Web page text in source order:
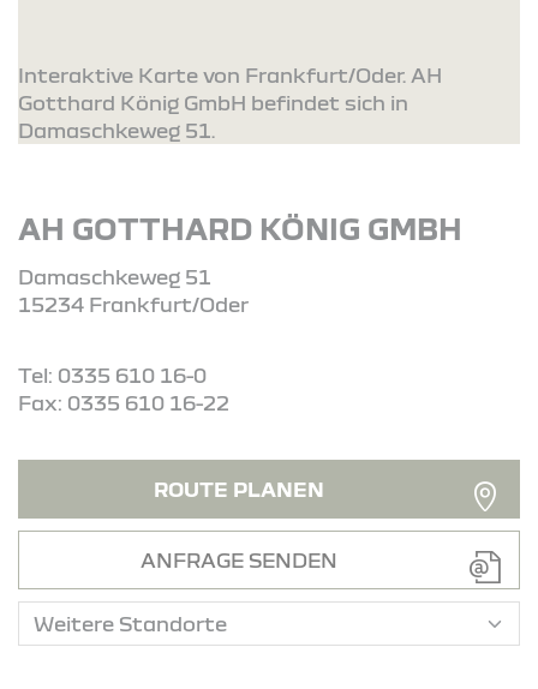
Interaktive Karte von Frankfurt/Oder. AH
Gotthard König GmbH befindet sich in
Damaschkeweg 51.
AH GOTTHARD KÖNIG GMBH
Damaschkeweg 51
15234 Frankfurt/Oder
Tel: 0335 610 16-0
Fax: 0335 610 16-22
ROUTE PLANEN
ANFRAGE SENDEN